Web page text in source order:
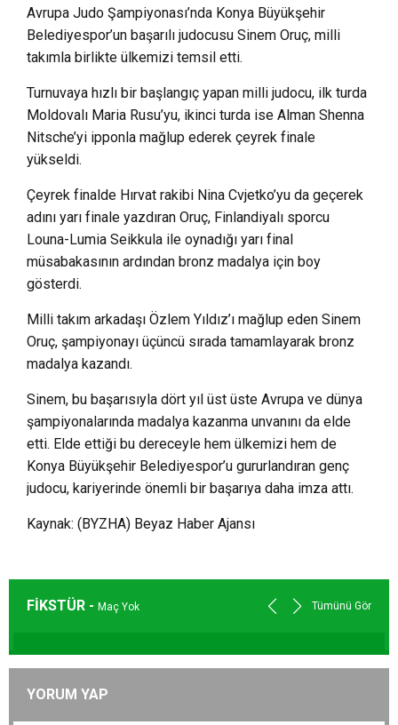
Avrupa Judo Şampiyonası’nda Konya Büyükşehir
Belediyespor’un başarılı judocusu Sinem Oruç, milli
takımla birlikte ülkemizi temsil etti.
Turnuvaya hızlı bir başlangıç yapan milli judocu, ilk turda
Moldovalı Maria Rusu’yu, ikinci turda ise Alman Shenna
Nitsche’yi ipponla mağlup ederek çeyrek finale
yükseldi.
Çeyrek finalde Hırvat rakibi Nina Cvjetko’yu da geçerek
adını yarı finale yazdıran Oruç, Finlandiyalı sporcu
Louna-Lumia Seikkula ile oynadığı yarı final
müsabakasının ardından bronz madalya için boy
gösterdi.
Milli takım arkadaşı Özlem Yıldız’ı mağlup eden Sinem
Oruç, şampiyonayı üçüncü sırada tamamlayarak bronz
madalya kazandı.
Sinem, bu başarısıyla dört yıl üst üste Avrupa ve dünya
şampiyonalarında madalya kazanma unvanını da elde
etti. Elde ettiği bu dereceyle hem ülkemizi hem de
Konya Büyükşehir Belediyespor’u gururlandıran genç
judocu, kariyerinde önemli bir başarıya daha imza attı.
Kaynak: (BYZHA) Beyaz Haber Ajansı
FİKSTÜR - Maç Yok Tümünü Gör
YORUM YAP